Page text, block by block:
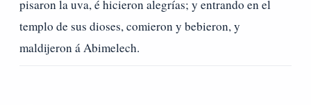
pisaron la uva, é hicieron alegrías; y entrando en el
templo de sus dioses, comieron y bebieron, y
maldijeron á Abimelech.